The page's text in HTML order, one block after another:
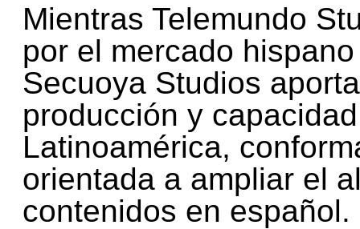
Mientras Telemundo
por el mercado
Secuoya Studios
producción y
Latinoamérica,
orientada a ampliar el
contenidos en español.